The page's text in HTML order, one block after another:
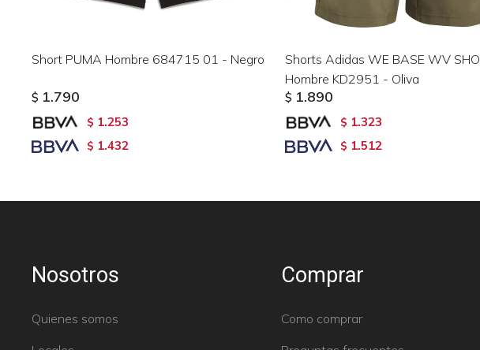
Short PUMA Hombre 684715 01 - Negro
$ 1.790
$ 1.253
$ 1.432
Shorts Adidas WE BASE WV SHO
Hombre KD2951 - Oliva
$ 1.890
$ 1.323
$ 1.512
Nosotros
Quienes somos
Comprar
Como comprar